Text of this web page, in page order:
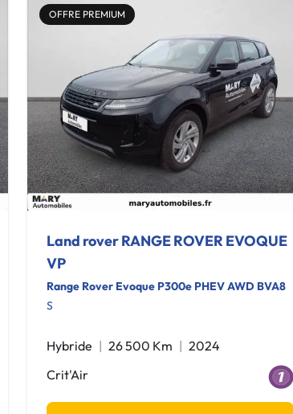
OFFRE PREMIUM
Land rover RANGE ROVER EVOQUE
VP
Range Rover Evoque P300e PHEV AWD BVA8
S
Hybride 26 500 Km
2024
Crit'Air